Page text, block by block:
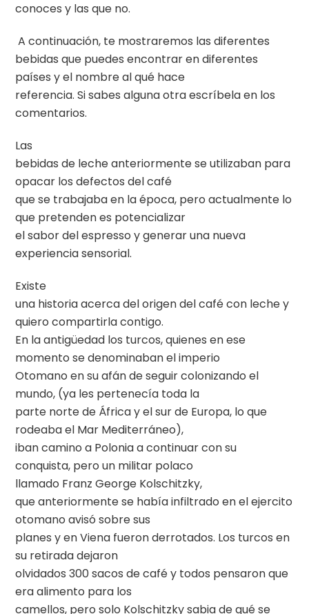
conoces y las que no.
A continuación, te mostraremos las diferentes
bebidas que puedes encontrar en diferentes
países y el nombre al qué hace
referencia. Si sabes alguna otra escríbela en los
comentarios.
Las
bebidas de leche anteriormente se utilizaban para
opacar los defectos del café
que se trabajaba en la época, pero actualmente lo
que pretenden es potencializar
el sabor del espresso y generar una nueva
experiencia sensorial.
Existe
una historia acerca del origen del café con leche y
quiero compartirla contigo.
En la antigüedad los turcos, quienes en ese
momento se denominaban el imperio
Otomano en su afán de seguir colonizando el
mundo, (ya les pertenecía toda la
parte norte de África y el sur de Europa, lo que
rodeaba el Mar Mediterráneo),
iban camino a Polonia a continuar con su
conquista, pero un militar polaco
llamado Franz George Kolschitzky,
que anteriormente se había infiltrado en el ejercito
otomano avisó sobre sus
planes y en Viena fueron derrotados. Los turcos en
su retirada dejaron
olvidados 300 sacos de café y todos pensaron que
era alimento para los
camellos, pero solo Kolschitzky sabia de qué se